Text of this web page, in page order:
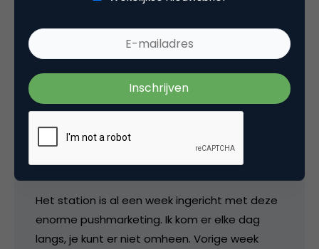
vacature-advertenties? Zou er zelf niet aan
moeten denken!
6 februari 2007 om 08:53
Het station is al een week ingericht met deze
enorme pushmarketing. Ik kom er elke dag
langs, je kunt er niet omheen. Vorige week